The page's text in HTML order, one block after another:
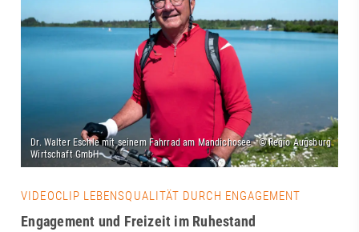
VIDEOCLIP LEBENSQUALITÄT DURCH ENGAGEMENT
Engagement und Freizeit im Ruhestand